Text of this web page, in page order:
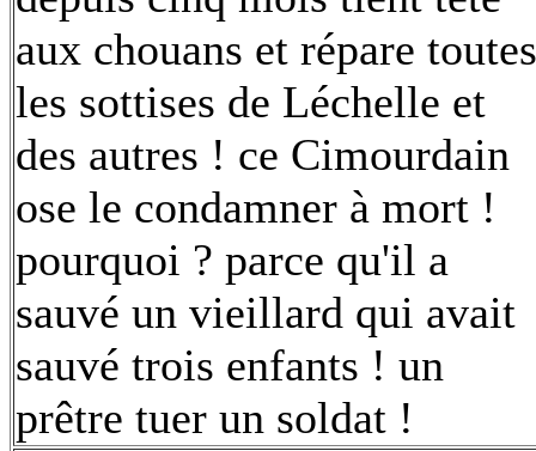
aux chouans et répare toutes
les sottises de Léchelle et
des autres ! ce Cimourdain
ose le condamner à mort !
pourquoi ? parce qu'il a
sauvé un vieillard qui avait
sauvé trois enfants ! un
prêtre tuer un soldat !